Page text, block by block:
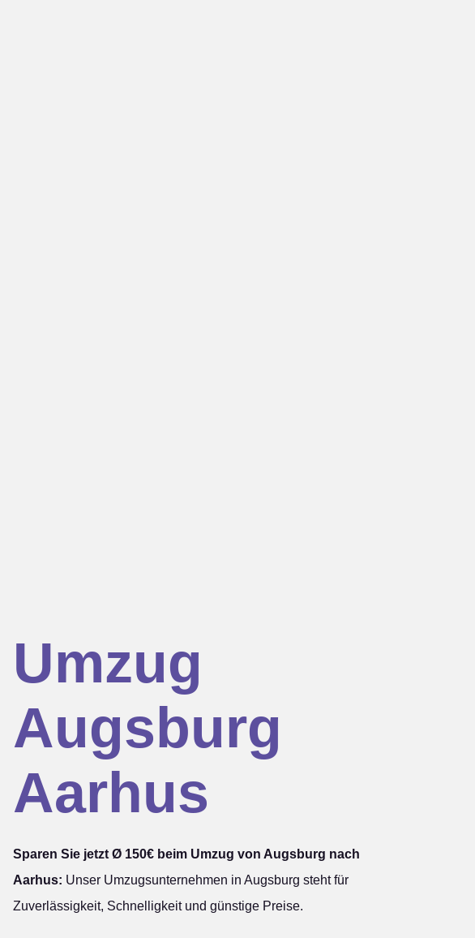
Umzug
Augsburg
Aarhus
Sparen Sie jetzt Ø 150€ beim Umzug von Augsburg nach
Aarhus: Unser Umzugsunternehmen in Augsburg steht für
Zuverlässigkeit, Schnelligkeit und günstige Preise.